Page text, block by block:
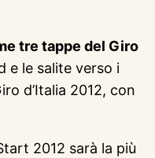
tre tappe del Giro
e le salite verso i
d’Italia 2012, con
2012 sarà la più